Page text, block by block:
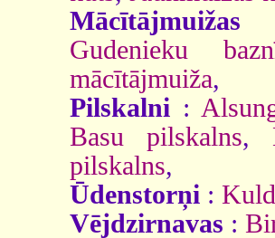
Mācītājmuižas
Gudenieku
mācītājmuiža,
Pilskalni :
Basu pilskalns,
pilskalns,
Ūdenstorņi :
Vējdzirnavas :